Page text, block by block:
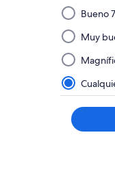
Al
seleccionar
y
aplicar
un
filtro
de
este
grupo,
Bueno
Muy